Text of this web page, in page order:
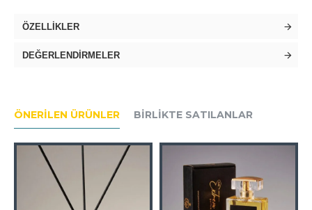
ÖZELLIKLER
DEĞERLENDIRMELER
ÖNERILEN ÜRÜNLER BIRLIKTE SATILANLAR